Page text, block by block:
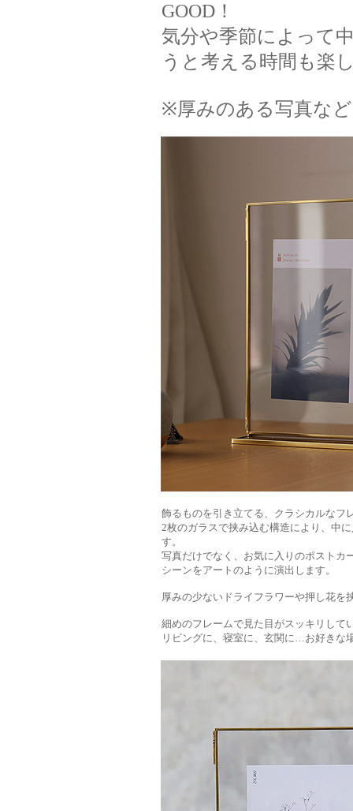
GOOD！
気分や季節によって
うと考える時間も楽
※厚みのある写真な
飾るものを引き立てる、クラシカルなフ
2枚のガラスで挟み込む構造により、中
す。
写真だけでなく、お気に入りのポストカ
シーンをアートのように演出します。
厚みの少ないドライフラワーや押し花を
細めのフレームで見た目がスッキリして
リビングに、寝室に、玄関に…お好きな